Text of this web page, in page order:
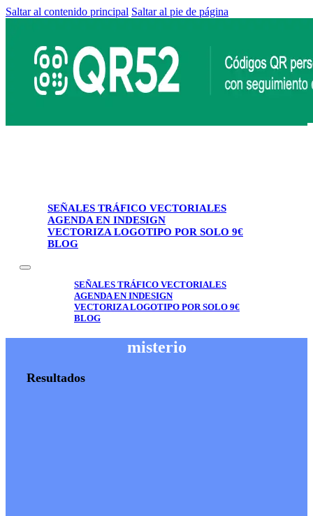
Saltar al contenido principal Saltar al pie de página
SEÑALES TRÁFICO VECTORIALES
AGENDA EN INDESIGN
VECTORIZA LOGOTIPO POR SOLO 9€
BLOG
SEÑALES TRÁFICO VECTORIALES
AGENDA EN INDESIGN
VECTORIZA LOGOTIPO POR SOLO 9€
BLOG
misterio
Resultados